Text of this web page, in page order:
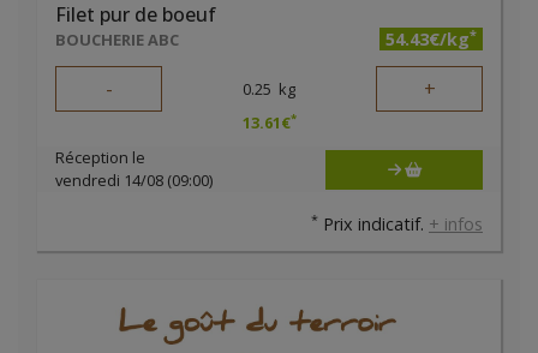
Filet pur de boeuf
BOUCHERIE ABC 54.43€/kg*
- 0.25 kg +
13.61€*
Réception le
vendredi 14/08 (09:00)
* Prix indicatif. + infos